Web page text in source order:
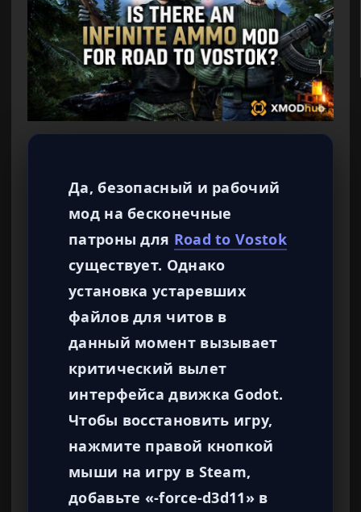
Да, безопасный и рабочий
мод на бесконечные
патроны для Road to Vostok
существует. Однако
установка устаревших
файлов для читов в
данный момент вызывает
критический вылет
интерфейса движка Godot.
Чтобы восстановить игру,
нажмите правой кнопкой
мыши на игру в Steam,
добавьте «-force-d3d11» в